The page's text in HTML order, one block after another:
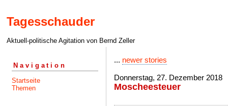
Tagesschauder
Aktuell-politische Agitation von Bernd Zeller
Navigation
Startseite
Themen
... newer stories
Donnerstag, 27. Dezember 2018
Moscheesteuer